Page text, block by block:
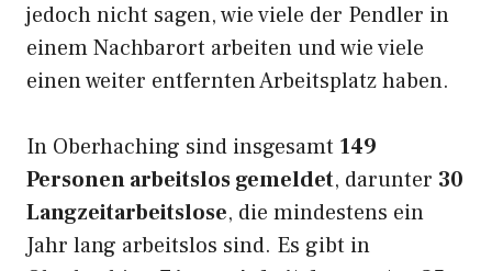
jedoch nicht sagen, wie viele der Pendler in
einem Nachbarort arbeiten und wie viele
einen weiter entfernten Arbeitsplatz haben.
In Oberhaching sind insgesamt 149
Personen arbeitslos gemeldet, darunter 30
Langzeitarbeitslose, die mindestens ein
Jahr lang arbeitslos sind. Es gibt in